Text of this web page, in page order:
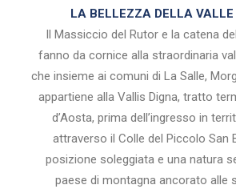
LA BELLEZZA DELLA VALLE
Il Massiccio del Rutor e la catena
fanno da cornice alla straordinaria
che insieme ai comuni di La Salle,
appartiene alla Vallis Digna, tratto
d’Aosta, prima dell’ingresso in
attraverso il Colle del Piccolo San
posizione soleggiata e una natura
paese di montagna ancorato alle